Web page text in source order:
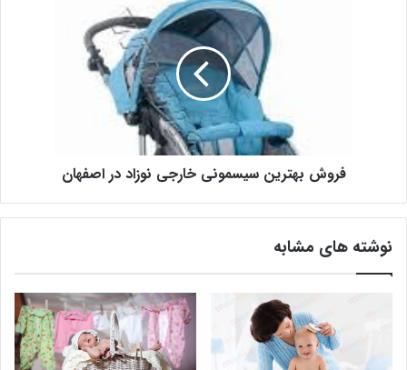
فروش بهترین سیسمونی خارجی نوزاد در اصفهان
نوشته های مشابه